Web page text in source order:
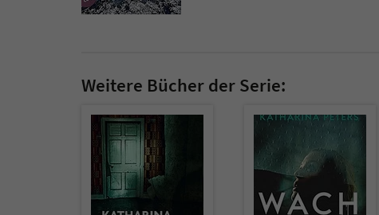
Weitere Bücher der Serie: